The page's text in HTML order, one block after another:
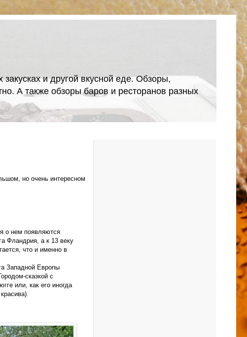
и другой вкусной еде. Обзоры,
А также обзоры баров и ресторанов разных
но очень интересном
о нем появляются
Фландрия, а к 13 веку
что и именно в
Западной Европы
сказкой с
или, как его иногда